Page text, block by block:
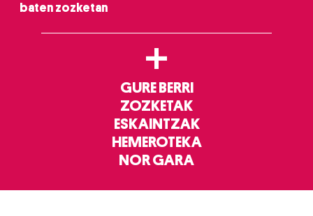
baten zozketan
+
GURE BERRI
ZOZKETAK
ESKAINTZAK
HEMEROTEKA
NOR GARA